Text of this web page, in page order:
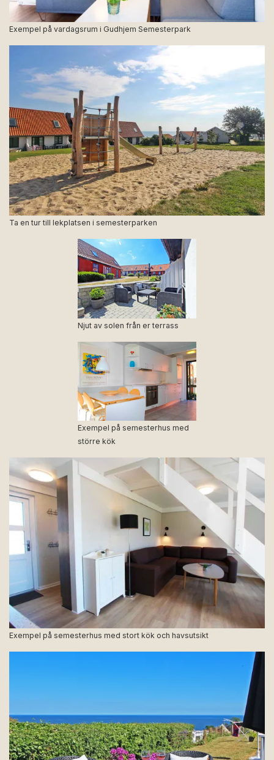
Exempel på vardagsrum i Gudhjem Semesterpark
Ta en tur till lekplatsen i semesterparken
Njut av solen från er terrass
Exempel på semesterhus med
större kök
Exempel på semesterhus med stort kök och havsutsikt